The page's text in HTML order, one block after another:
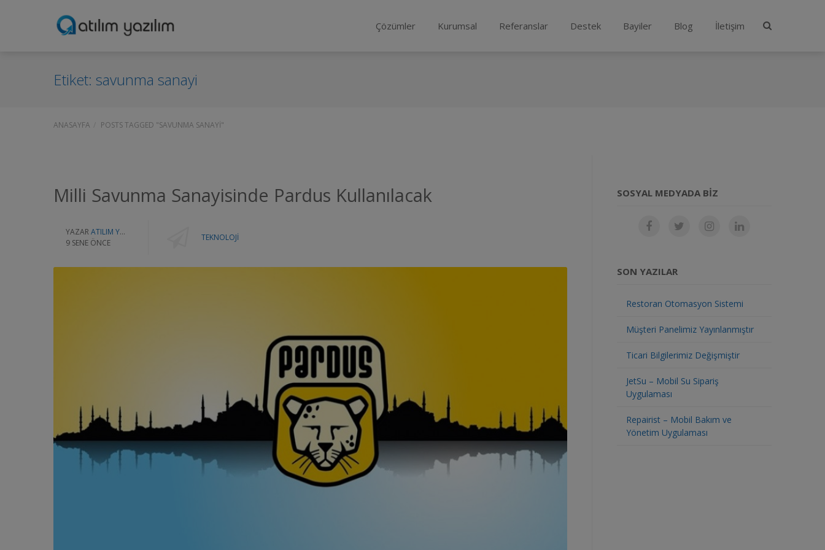
Çözümler Kurumsal Referanslar Destek Bayiler Blog İletişim
Etiket: savunma sanayi
ANASAYFA POSTS TAGGED "SAVUNMA SANAYI"
Milli Savunma Sanayisinde Pardus Kullanılacak
YAZAR ATILIM YAZILIM
9 SENE ÖNCE
TEKNOLOJI
SOSYAL MEDYADA BIZ
SON YAZILAR
Restoran Otomasyon Sistemi
Müşteri Panelimiz Yayınlanmıştır
Ticari Bilgilerimiz Değişmiştir
JetSu – Mobil Su Sipariş
Uygulaması
Repairist – Mobil Bakım ve
Yönetim Uygulaması